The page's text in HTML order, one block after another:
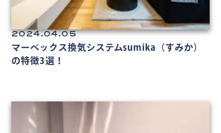
2024.04.05
マーベックス換気システムsumika（すみか）
の特徴3選！